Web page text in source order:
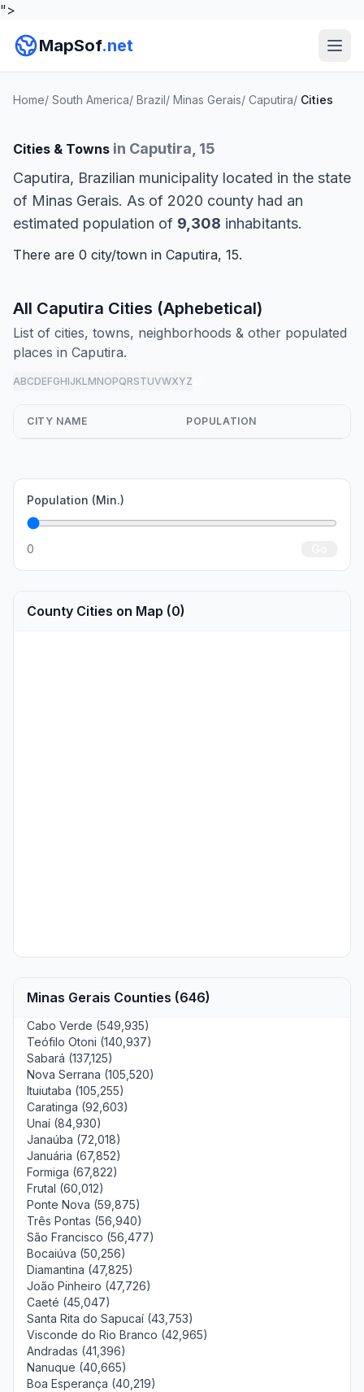
">
MapSof.net
Home/ South America/ Brazil/ Minas Gerais/ Caputira/ Cities
Cities & Towns in Caputira, 15
Caputira, Brazilian municipality located in the state
of Minas Gerais. As of 2020 county had an
estimated population of 9,308 inhabitants.
There are 0 city/town in Caputira, 15.
All Caputira Cities (Aphebetical)
List of cities, towns, neighborhoods & other populated
places in Caputira.
ABCDEFGHIJKLMNOPQRSTUVWXYZ
CITY NAME POPULATION
Population (Min.)
0
County Cities on Map (0)
Minas Gerais Counties (646)
Cabo Verde (549,935)
Teófilo Otoni (140,937)
Sabará (137,125)
Nova Serrana (105,520)
Ituiutaba (105,255)
Caratinga (92,603)
Unaí (84,930)
Janaúba (72,018)
Januária (67,852)
Formiga (67,822)
Frutal (60,012)
Ponte Nova (59,875)
Três Pontas (56,940)
São Francisco (56,477)
Bocaiúva (50,256)
Diamantina (47,825)
João Pinheiro (47,726)
Caeté (45,047)
Santa Rita do Sapucaí (43,753)
Visconde do Rio Branco (42,965)
Andradas (41,396)
Nanuque (40,665)
Boa Esperança (40,219)